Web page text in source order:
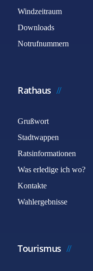
Windzeitraum
Downloads
Notrufnummern
Rathaus
Grußwort
Stadtwappen
Ratsinformationen
Was erledige ich wo?
Kontakte
Wahlergebnisse
Tourismus